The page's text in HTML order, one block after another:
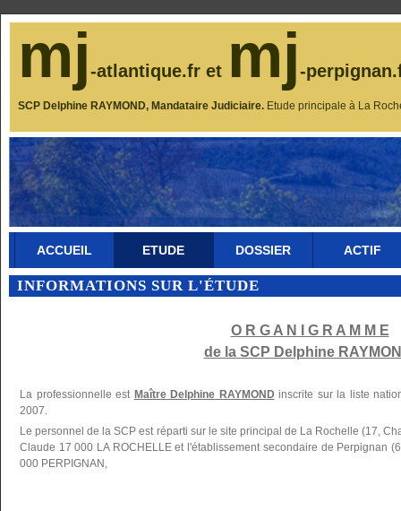
mj-atlantique.fr et mj-
SCP Delphine RAYMOND, Mandataire Judiciaire. Etude principale à La
ACCUEIL ETUDE DOSSIER ACTIF
INFORMATIONS SUR L'ÉTUDE
O R G A N I G R A M M E
de la SCP Delphine
La professionnelle est Maître Delphine RAYMOND inscrite sur la liste
2007.
Le personnel de la SCP est réparti sur le site principal de La Rochelle (17,
Claude 17 000 LA ROCHELLE et l'établissement secondaire de Perpignan
000 PERPIGNAN,